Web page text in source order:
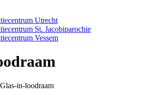
Utrecht
St. Jacobiparochie
Vessem
Glas-in-loodraam